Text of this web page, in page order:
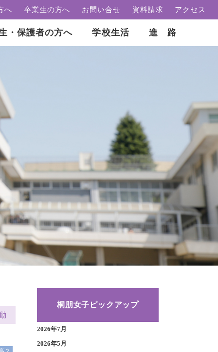
へ 卒業生の方へ お問い合せ 資料請求 アクセス
・保護者の方へ 学校生活 進 路
桐朋女子ピックアップ
2026年7月
2026年5月